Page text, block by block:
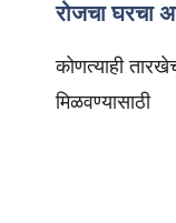
रोजचा घरचा
कोणत्याही
मिळवण्यासाठी